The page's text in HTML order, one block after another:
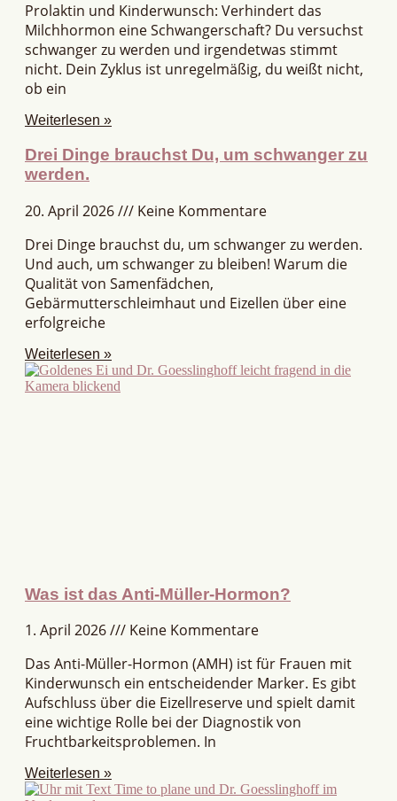
Prolaktin und Kinderwunsch: Verhindert das
Milchhormon eine Schwangerschaft? Du versuchst
schwanger zu werden und irgendetwas stimmt
nicht. Dein Zyklus ist unregelmäßig, du weißt nicht,
ob ein
Weiterlesen »
Drei Dinge brauchst Du, um schwanger zu
werden.
20. April 2026
Keine Kommentare
Drei Dinge brauchst du, um schwanger zu werden.
Und auch, um schwanger zu bleiben! Warum die
Qualität von Samenfädchen,
Gebärmutterschleimhaut und Eizellen über eine
erfolgreiche
Weiterlesen »
Was ist das Anti-Müller-Hormon?
1. April 2026
Keine Kommentare
Das Anti-Müller-Hormon (AMH) ist für Frauen mit
Kinderwunsch ein entscheidender Marker. Es gibt
Aufschluss über die Eizellreserve und spielt damit
eine wichtige Rolle bei der Diagnostik von
Fruchtbarkeitsproblemen. In
Weiterlesen »